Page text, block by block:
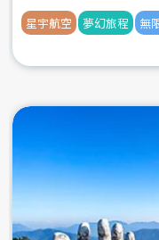
星宇航空 夢幻旅程 無